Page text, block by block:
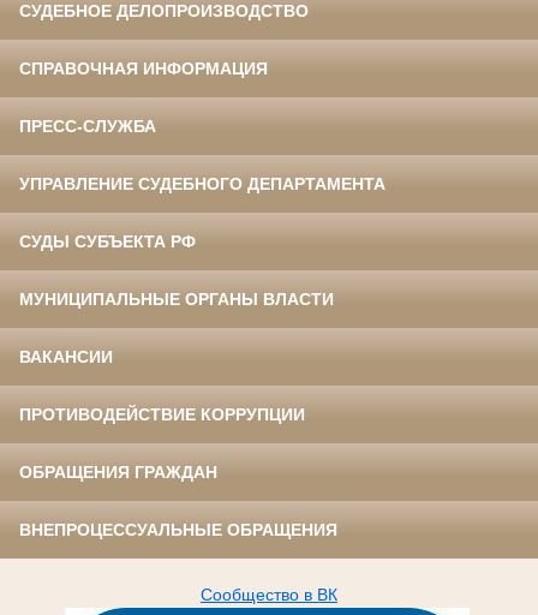
СУДЕБНОЕ ДЕЛОПРОИЗВОДСТВО
СПРАВОЧНАЯ ИНФОРМАЦИЯ
ПРЕСС-СЛУЖБА
УПРАВЛЕНИЕ СУДЕБНОГО ДЕПАРТАМЕНТА
СУДЫ СУБЪЕКТА РФ
МУНИЦИПАЛЬНЫЕ ОРГАНЫ ВЛАСТИ
ВАКАНСИИ
ПРОТИВОДЕЙСТВИЕ КОРРУПЦИИ
ОБРАЩЕНИЯ ГРАЖДАН
ВНЕПРОЦЕССУАЛЬНЫЕ ОБРАЩЕНИЯ
Сообщество в ВК